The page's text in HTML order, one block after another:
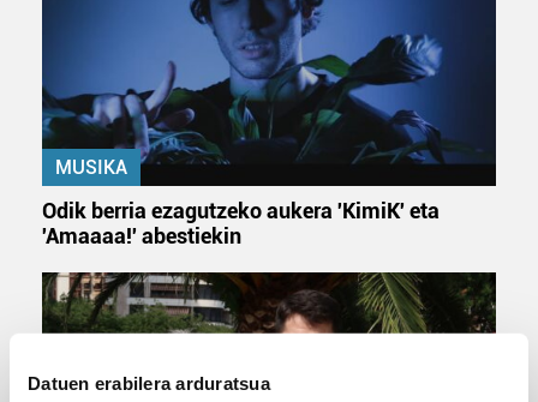
Datuen erabilera arduratsua
MUSIKA
Odik berria ezagutzeko aukera 'KimiK' eta
'Amaaaa!' abestiekin